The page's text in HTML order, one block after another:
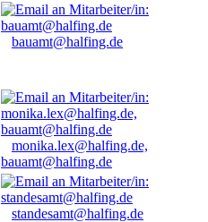
bauamt@halfing.de
monika.lex@halfing.de,
bauamt@halfing.de
standesamt@halfing.de